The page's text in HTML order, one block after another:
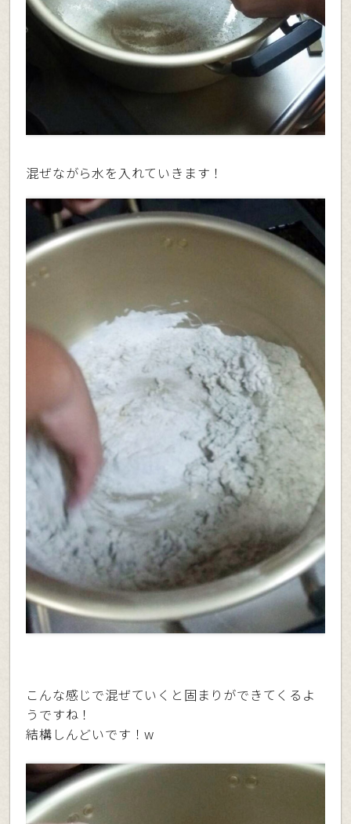
混ぜながら水を入れていきます！
こんな感じで混ぜていくと固まりができてくるよ
うですね！
結構しんどいです！w